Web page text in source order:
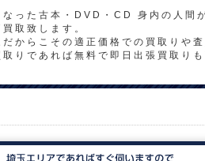
った古本・DVD・CD 身内の人間
取致します。
からこその適正価格での買取りや査
りであれば無料で即日出張買取りも